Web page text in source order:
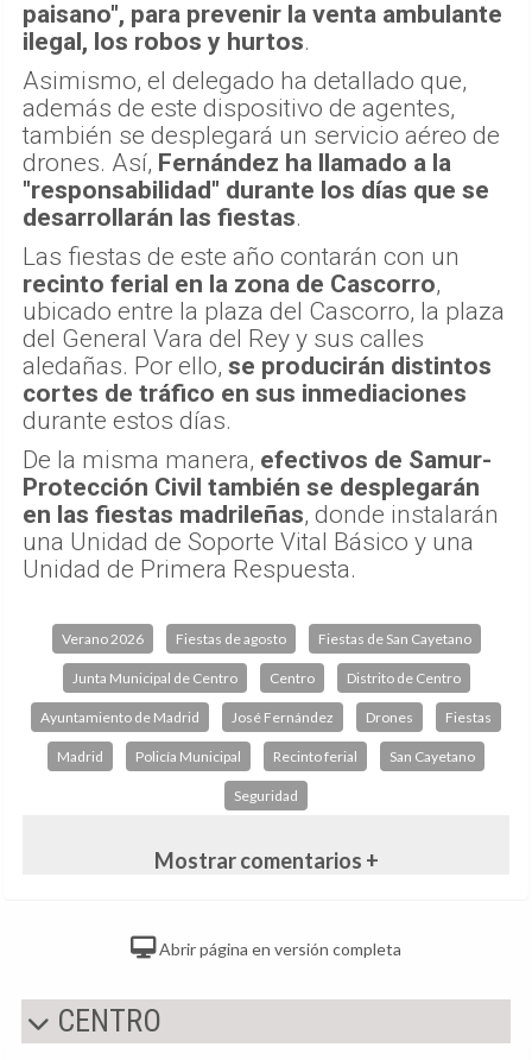
paisano", para prevenir la venta ambulante
ilegal, los robos y hurtos.
Asimismo, el delegado ha detallado que,
además de este dispositivo de agentes,
también se desplegará un servicio aéreo de
drones. Así, Fernández ha llamado a la
"responsabilidad" durante los días que se
desarrollarán las fiestas.
Las fiestas de este año contarán con un
recinto ferial en la zona de Cascorro,
ubicado entre la plaza del Cascorro, la plaza
del General Vara del Rey y sus calles
aledañas. Por ello, se producirán distintos
cortes de tráfico en sus inmediaciones
durante estos días.
De la misma manera, efectivos de Samur-
Protección Civil también se desplegarán
en las fiestas madrileñas, donde instalarán
una Unidad de Soporte Vital Básico y una
Unidad de Primera Respuesta.
Verano 2026 Fiestas de agosto Fiestas de San Cayetano
Junta Municipal de Centro Centro Distrito de Centro
Ayuntamiento de Madrid José Fernández Drones Fiestas
Madrid Policía Municipal Recinto ferial San Cayetano
Seguridad
Mostrar comentarios +
Abrir página en versión completa
CENTRO